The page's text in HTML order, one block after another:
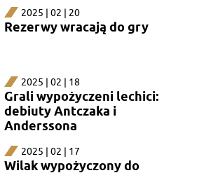
2025 | 02 | 20
Rezerwy wracają do gry
2025 | 02 | 18
Grali wypożyczeni lechici:
debiuty Antczaka i
Anderssona
2025 | 02 | 17
Wilak wypożyczony do